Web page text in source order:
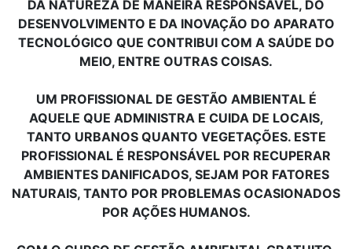
DA NATUREZA DE MANEIRA RESPONSÁVEL, DO
DESENVOLVIMENTO E DA INOVAÇÃO DO APARATO
TECNOLÓGICO QUE CONTRIBUI COM A SAÚDE DO
MEIO, ENTRE OUTRAS COISAS.
UM PROFISSIONAL DE GESTÃO AMBIENTAL É
AQUELE QUE ADMINISTRA E CUIDA DE LOCAIS,
TANTO URBANOS QUANTO VEGETAÇÕES. ESTE
PROFISSIONAL É RESPONSÁVEL POR RECUPERAR
AMBIENTES DANIFICADOS, SEJAM POR FATORES
NATURAIS, TANTO POR PROBLEMAS OCASIONADOS
POR AÇÕES HUMANOS.